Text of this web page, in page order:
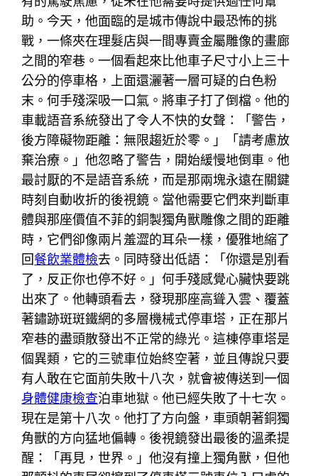
助。今天，他面臨的是城市傳說中最恐怖的挑
戰，一條夾在理髮店與一間專賣金屬雕像的畫廊
之間的窄巷。一個看起來比他車子尺寸小上三十
公分的停車格，上面還灑著一層可疑的白色粉
末。何手殘深吸一口氣。將車子打了倒檔。他的
車載語音系統發出了令人不快的女聲：「警告，
後方障礙物距離：無限趨近於零。」「請考慮放
棄治療。」他忽略了警告，開始緩慢地倒車。他
最討厭的不是語音系統，而是那兩塊永遠在關鍵
時刻自動收折的後視鏡。當他需要它們來判斷車
體與那座價值不菲的銅製獨角獸雕像之間的距離
時，它們卻像兩片羞澀的耳朵一樣，優雅地縮了
回餐飲業體檢去。同時發出低語：「你還是別看
了，反正你也停不好。」何手殘感覺心臟快要跳
出來了。他轉頭看去，發現那座高聳入雲、覆蓋
著鏽跡斑斑鐵網的多層機械式停車塔，正在那片
窄巷的盡頭散發出不正常的綠光。這棟停車塔是
個異類，它的三號車位始終空著，並且傳說只要
有人敢在它面前失敗十八次，就會被傳送到一個
身體健康檢查泊車地獄。他已經失敗了十七次。
現在是第十八次。他打了方向盤，車頭朝著銅獨
角獸的方向猛地偏轉。後視鏡發出最後的溫柔提
醒：「再見，世界。」他沒有撞上獨角獸，但他